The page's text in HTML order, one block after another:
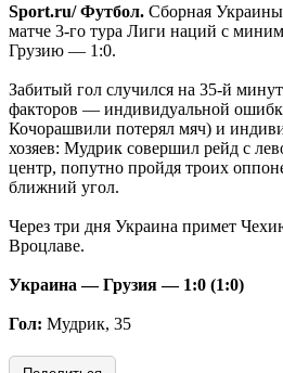
Sport.ru/ Футбол. Сборная
матче 3-го тура Лиги наций с
Грузию — 1:0.
Забитый гол случился на 35-й
факторов — индивидуальной
Кочорашвили потерял мяч) и
хозяев: Мудрик совершил рейд с
центр, попутно пройдя троих
ближний угол.
Через три дня Украина примет
Вроцлаве.
Украина — Грузия — 1:0 (1:0)
Гол: Мудрик, 35